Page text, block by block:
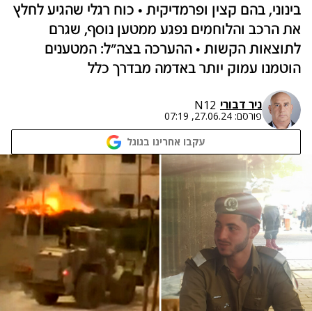
בינוני, בהם קצין ופרמדיקית • כוח רגלי שהגיע לחלץ
את הרכב והלוחמים נפגע ממטען נוסף, שגרם
לתוצאות הקשות • ההערכה בצה"ל: המטענים
הוטמנו עמוק יותר באדמה מבדרך כלל
ניר דבורי N12
פורסם: 27.06.24, 07:19
עקבו אחרינו בגוגל